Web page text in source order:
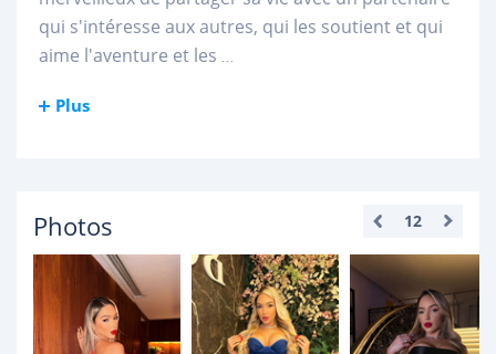
qui s'intéresse aux autres, qui les soutient et qui
aime l'aventure et les ...
Plus
Photos 12